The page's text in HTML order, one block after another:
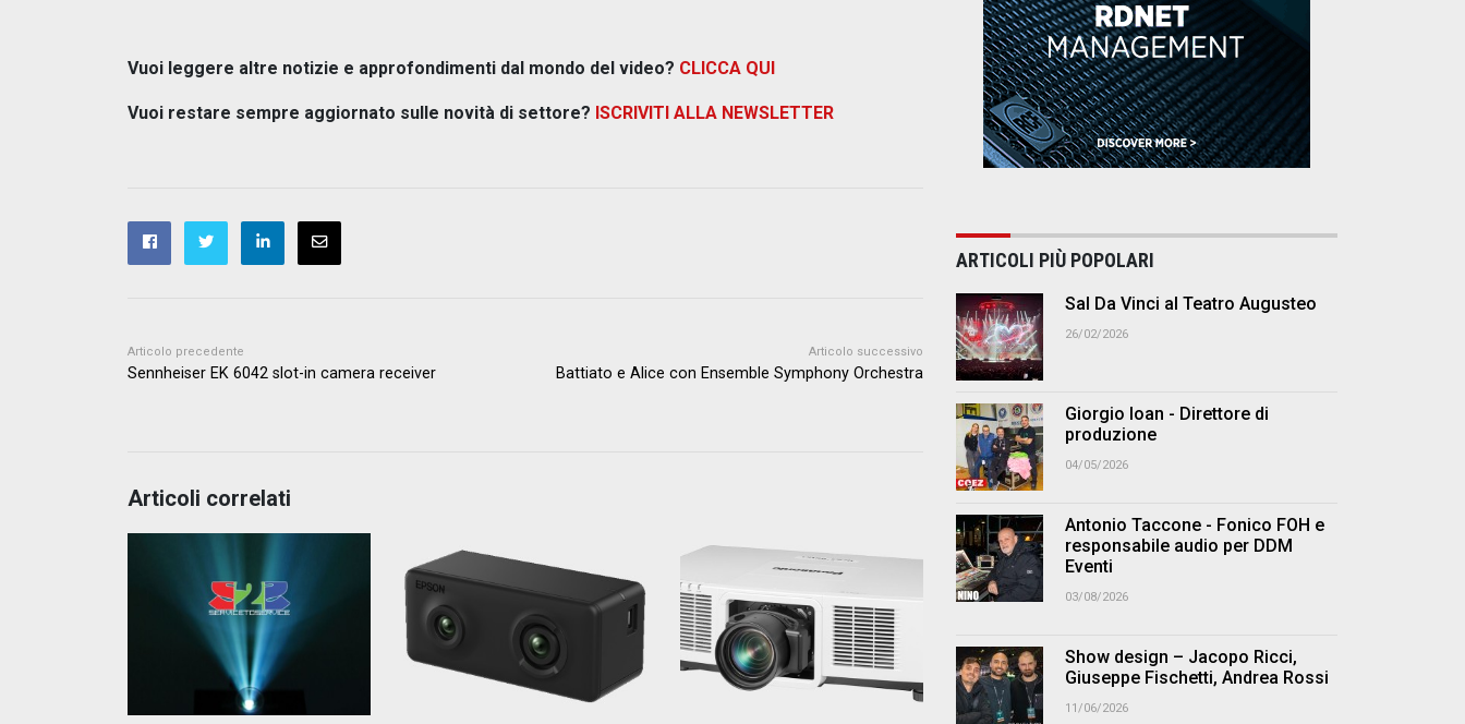
Vuoi leggere altre notizie e approfondimenti dal mondo del video? CLICCA QUI
Vuoi restare sempre aggiornato sulle novità di settore? ISCRIVITI ALLA NEWSLETTER
Articolo precedente
Sennheiser EK 6042 slot-in camera receiver
Articolo successivo
Battiato e Alice con Ensemble Symphony Orchestra
Articoli correlati
ARTICOLI PIÙ POPOLARI
Sal Da Vinci al Teatro Augusteo
26/02/2026
Giorgio Ioan - Direttore di
produzione
04/05/2026
Antonio Taccone - Fonico FOH e
responsabile audio per DDM
Eventi
03/08/2026
Show design – Jacopo Ricci,
Giuseppe Fischetti, Andrea Rossi
11/06/2026